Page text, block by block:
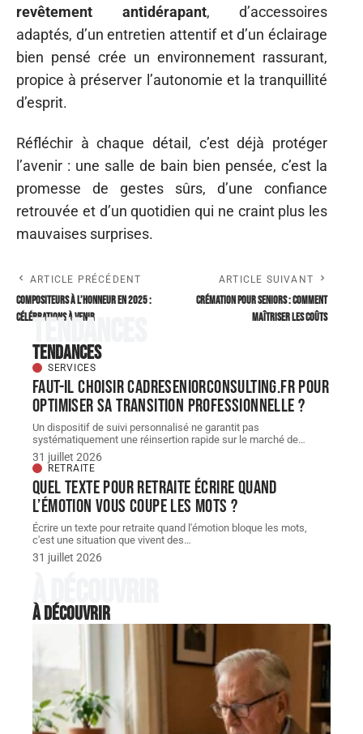
revêtement antidérapant, d’accessoires
adaptés, d’un entretien attentif et d’un éclairage
bien pensé crée un environnement rassurant,
propice à préserver l’autonomie et la tranquillité
d’esprit.
Réfléchir à chaque détail, c’est déjà protéger
l’avenir : une salle de bain bien pensée, c’est la
promesse de gestes sûrs, d’une confiance
retrouvée et d’un quotidien qui ne craint plus les
mauvaises surprises.
ARTICLE PRÉCÉDENT
Compositeurs à l’honneur en 2025 :
célébrations à venir
ARTICLE SUIVANT
Crémation pour seniors : comment
maîtriser les coûts
Tendances
Tendances
SERVICES
Faut-il choisir cadreseniorconsulting.fr pour
optimiser sa transition professionnelle ?
Un dispositif de suivi personnalisé ne garantit pas
systématiquement une réinsertion rapide sur le marché de…
31 juillet 2026
RETRAITE
Quel texte pour retraite écrire quand
l’émotion vous coupe les mots ?
Écrire un texte pour retraite quand l'émotion bloque les mots,
c'est une situation que vivent des…
31 juillet 2026
À découvrir
À découvrir